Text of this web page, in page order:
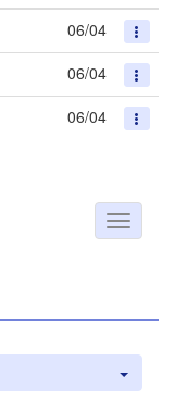
06/04
06/04
06/04